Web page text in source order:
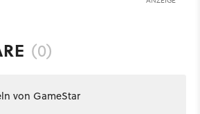
(0)
von GameStar